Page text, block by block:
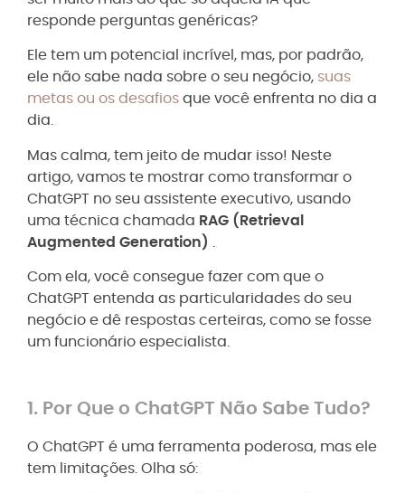
responde perguntas genéricas?
Ele tem um potencial incrível, mas, por padrão,
ele não sabe nada sobre o seu negócio, suas
metas ou os desafios que você enfrenta no dia a
dia.
Mas calma, tem jeito de mudar isso! Neste
artigo, vamos te mostrar como transformar o
ChatGPT no seu assistente executivo, usando
uma técnica chamada RAG (Retrieval
Augmented Generation)
Com ela, você consegue fazer com que o
ChatGPT entenda as particularidades do seu
negócio e dê respostas certeiras, como se fosse
um funcionário especialista.
1. Por Que o ChatGPT Não Sabe Tudo?
O ChatGPT é uma ferramenta poderosa, mas ele
tem limitações. Olha só: